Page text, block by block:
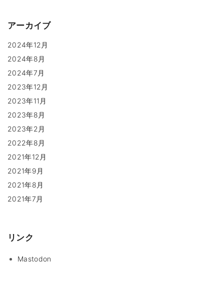
アーカイブ
2024年12月
2024年8月
2024年7月
2023年12月
2023年11月
2023年8月
2023年2月
2022年8月
2021年12月
2021年9月
2021年8月
2021年7月
リンク
Mastodon